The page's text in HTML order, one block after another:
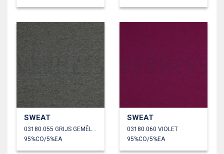
SWEAT
03180.055 GRIJS GEMÊLEERD
95%CO/5%EA
SWEAT
03180.060 VIOLET
95%CO/5%EA